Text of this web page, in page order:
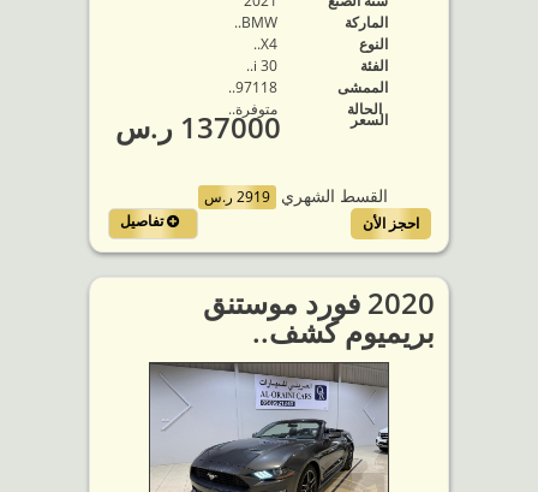
الماركة
BMW..
النوع
X4..
الفئة
30 i..
الممشى
97118..
الحالة
متوفرة‬..
السعر 137000 ر.س
القسط الشهري 2919 ر.س
تفاصيل
احجز الأن
2020 فورد موستنق
بريميوم كشف..